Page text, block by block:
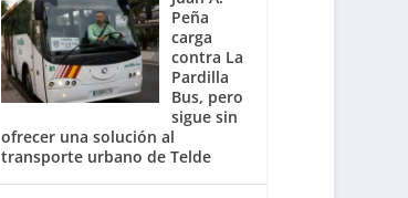
Peña
carga
contra La
Pardilla
Bus, pero
sigue sin
ofrecer una solución al
transporte urbano de Telde